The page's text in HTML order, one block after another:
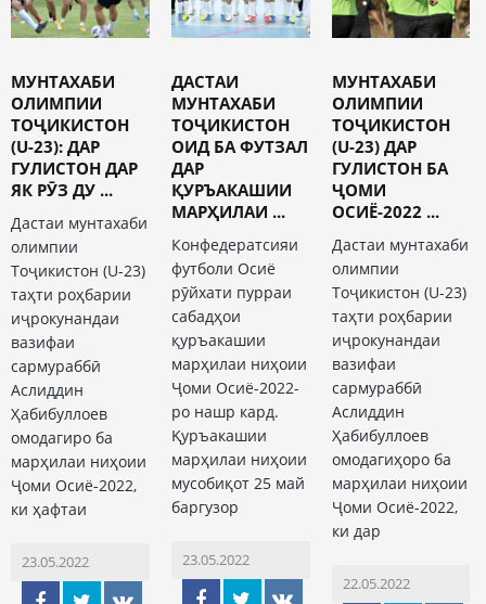
МУНТАХАБИ
ОЛИМПИИ
ТОҶИКИСТОН
(U-23): ДАР
ГУЛИСТОН ДАР
ЯК РӮЗ ДУ ...
Дастаи мунтахаби
олимпии
Тоҷикистон (U-23)
таҳти роҳбарии
иҷрокунандаи
вазифаи
сармураббӣ
Аслиддин
Ҳабибуллоев
омодагиро ба
марҳилаи ниҳоии
Ҷоми Осиё-2022,
ки ҳафтаи
23.05.2022
ДАСТАИ
МУНТАХАБИ
ТОҶИКИСТОН
ОИД БА ФУТЗАЛ
ДАР
ҚУРЪАКАШИИ
МАРҲИЛАИ ...
Конфедератсияи
футболи Осиё
рӯйхати пурраи
сабадҳои
қуръакашии
марҳилаи ниҳоии
Ҷоми Осиё-2022-
ро нашр кард.
Қуръакашии
марҳилаи ниҳоии
мусобиқот 25 май
баргузор
23.05.2022
МУНТАХАБИ
ОЛИМПИИ
ТОҶИКИСТОН
(U-23) ДАР
ГУЛИСТОН БА
ҶОМИ
ОСИЁ-2022 ...
Дастаи мунтахаби
олимпии
Тоҷикистон (U-23)
таҳти роҳбарии
иҷрокунандаи
вазифаи
сармураббӣ
Аслиддин
Ҳабибуллоев
омодагиҳоро ба
марҳилаи ниҳоии
Ҷоми Осиё-2022,
ки дар
22.05.2022